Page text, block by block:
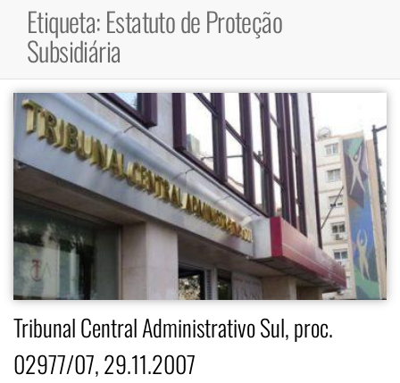
Etiqueta:Estatuto de Proteção
Subsidiária
Tribunal Central Administrativo Sul, proc.
02977/07, 29.11.2007